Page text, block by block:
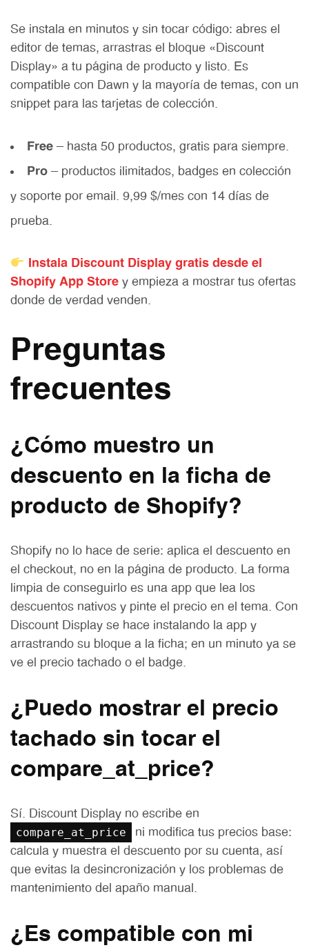
Se instala en minutos y sin tocar código: abres el
editor de temas, arrastras el bloque «Discount
Display» a tu página de producto y listo. Es
compatible con Dawn y la mayoría de temas, con un
snippet para las tarjetas de colección.
Free — hasta 50 productos, gratis para siempre.
Pro — productos ilimitados, badges en colección
y soporte por email. 9,99 $/mes con 14 días de
prueba.
Instala Discount Display gratis desde el
Shopify App Store y empieza a mostrar tus ofertas
donde de verdad venden.
Preguntas
frecuentes
¿Cómo muestro un
descuento en la ficha de
producto de Shopify?
Shopify no lo hace de serie: aplica el descuento en
el checkout, no en la página de producto. La forma
limpia de conseguirlo es una app que lea los
descuentos nativos y pinte el precio en el tema. Con
Discount Display se hace instalando la app y
arrastrando su bloque a la ficha; en un minuto ya se
ve el precio tachado o el badge.
¿Puedo mostrar el precio
tachado sin tocar el
compare_at_price?
Sí. Discount Display no escribe en
compare_at_price
ni modifica tus precios base:
calcula y muestra el descuento por su cuenta, así
que evitas la desincronización y los problemas de
mantenimiento del apaño manual.
¿Es compatible con mi